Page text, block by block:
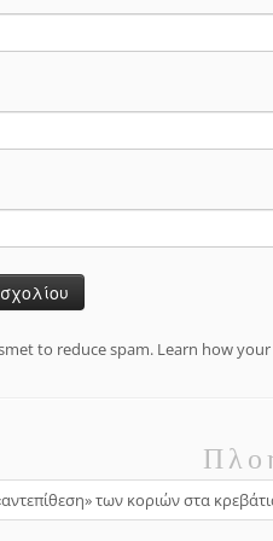
to reduce spam. Learn how
των κοριών στα